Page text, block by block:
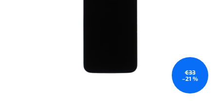
€33
–21 %